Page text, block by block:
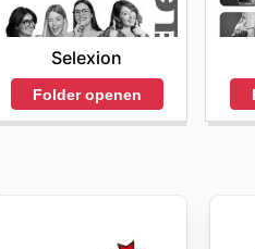
Selexion
Folder openen